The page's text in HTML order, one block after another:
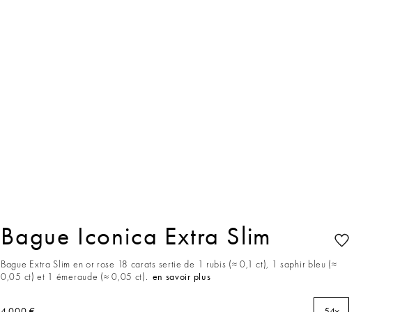
Bague Iconica Extra Slim
Bague Extra Slim en or rose 18 carats sertie de 1 rubis (≈ 0,1 ct), 1 saphir bleu (≈
0,05 ct) et 1 émeraude (≈ 0,05 ct). en savoir plus